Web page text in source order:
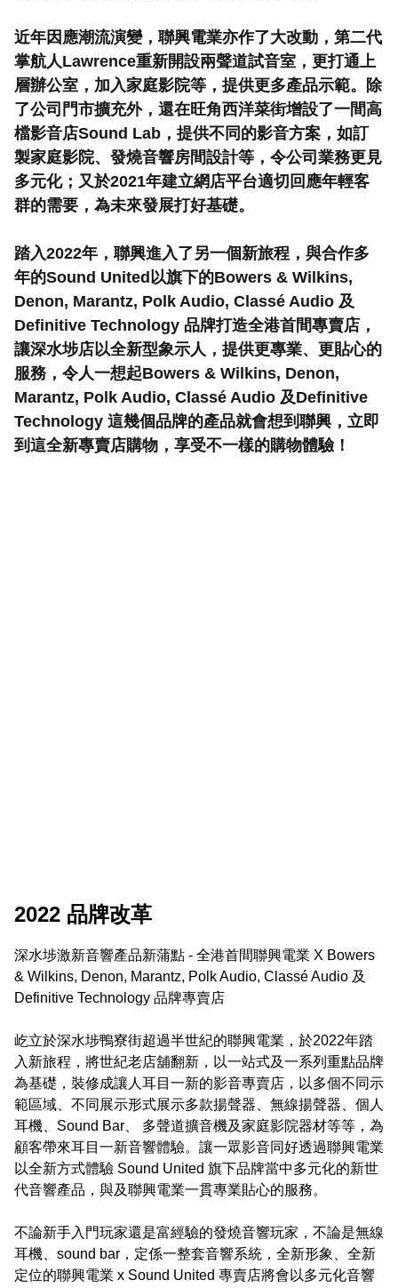
近年因應潮流演變，聯興電業亦作了大改動，第二代
掌航人Lawrence重新開設兩聲道試音室，更打通上
層辦公室，加入家庭影院等，提供更多產品示範。除
了公司門市擴充外，還在旺角西洋菜街增設了一間高
檔影音店Sound Lab，提供不同的影音方案，如訂
製家庭影院、發燒音響房間設計等，令公司業務更見
多元化；又於2021年建立網店平台適切回應年輕客
群的需要，為未來發展打好基礎。
踏入2022年，聯興進入了另一個新旅程，與合作多
年的Sound United以旗下的Bowers & Wilkins,
Denon, Marantz, Polk Audio, Classé Audio 及
Definitive Technology 品牌打造全港首間專賣店，
讓深水埗店以全新型象示人，提供更專業、更貼心的
服務，令人一想起Bowers & Wilkins, Denon,
Marantz, Polk Audio, Classé Audio 及Definitive
Technology 這幾個品牌的產品就會想到聯興，立即
2022 品牌改革
深水埗激新音響產品新蒲點 - 全港首間聯興電業 X Bowers
& Wilkins, Denon, Marantz, Polk Audio, Classé Audio 及
Definitive Technology 品牌專賣店
屹立於深水埗鴨寮街超過半世紀的聯興電業，於2022年踏
入新旅程，將世紀老店舖翻新，以一站式及一系列重點品牌
為基礎，裝修成讓人耳目一新的影音專賣店，以多個不同示
範區域、不同展示形式展示多款揚聲器、無線揚聲器、個人
耳機、Sound Bar、 多聲道擴音機及家庭影院器材等等，為
顧客帶來耳目一新音響體驗。讓一眾影音同好透過聯興電業
以全新方式體驗 Sound United 旗下品牌當中多元化的新世
代音響產品，與及聯興電業一貫專業貼心的服務。
不論新手入門玩家還是富經驗的發燒音響玩家，不論是無線
耳機、sound bar，定係一整套音響系統，全新形象、全新
定位的聯興電業 x Sound United 專賣店將會以多元化音響